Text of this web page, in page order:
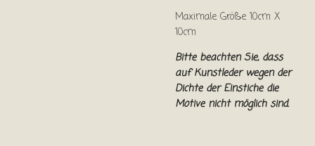
Maximale Größe 10cm X
10cm
Bitte beachten Sie, dass
auf Kunstleder wegen der
Dichte der Einstiche die
Motive nicht möglich sind.